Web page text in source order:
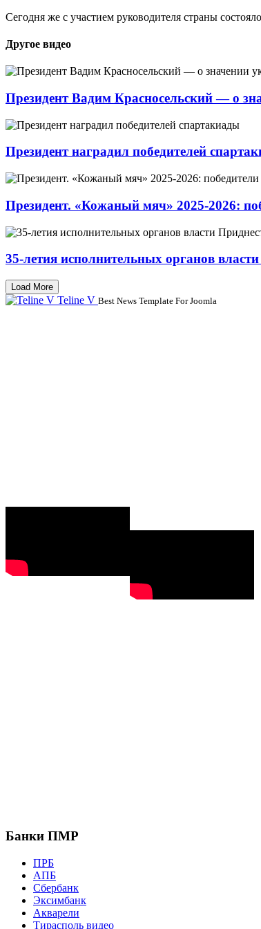
Сегодня же с участием руководителя страны
Другое видео
Президент Вадим Красносельский — о
Президент наградил победителей
Президент. «Кожаный мяч» 2025-2026:
35-летия исполнительных органов
Load More
Teline V Best News Template For Joomla
Банки ПМР
ПРБ
АПБ
Сбербанк
Эксимбанк
Акварели
Тирасполь видео